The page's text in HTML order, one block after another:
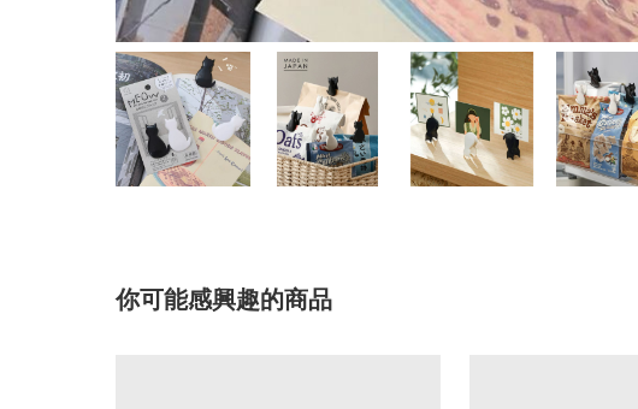
你可能感興趣的商品